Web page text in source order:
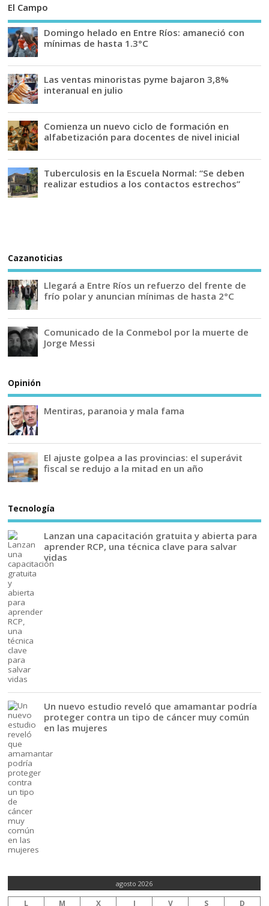
El Campo
Domingo helado en Entre Ríos: amaneció con
mínimas de hasta 1.3°C
Las ventas minoristas pyme bajaron 3,8%
interanual en julio
Comienza un nuevo ciclo de formación en
alfabetización para docentes de nivel inicial
Tuberculosis en la Escuela Normal: “Se deben
realizar estudios a los contactos estrechos”
Cazanoticias
Llegará a Entre Ríos un refuerzo del frente de
frío polar y anuncian mínimas de hasta 2°C
Comunicado de la Conmebol por la muerte de
Jorge Messi
Opinión
Mentiras, paranoia y mala fama
El ajuste golpea a las provincias: el superávit
fiscal se redujo a la mitad en un año
Tecnología
Lanzan una capacitación gratuita y abierta para
aprender RCP, una técnica clave para salvar
vidas
Un nuevo estudio reveló que amamantar podría
proteger contra un tipo de cáncer muy común
en las mujeres
agosto 2026
L M X J V S D